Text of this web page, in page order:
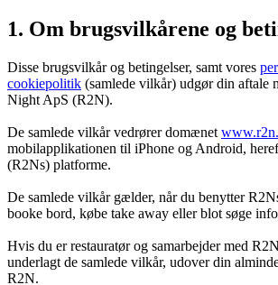
1. Om brugsvilkårene og
Disse brugsvilkår og betingelser, samt vores
cookiepolitik (samlede vilkår) udgør din aftale
Night ApS (R2N).
De samlede vilkår vedrører domænet
mobilapplikationen til iPhone og Android,
(R2Ns) platforme.
De samlede vilkår gælder, når du benytter
booke bord, købe take away eller blot søge
Hvis du er restauratør og samarbejder med
underlagt de samlede vilkår, udover din
R2N.